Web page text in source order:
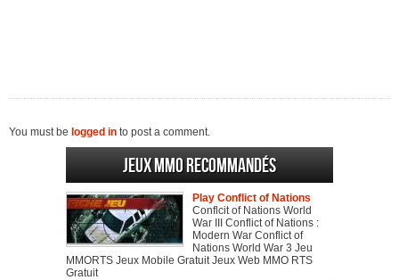
You must be logged in to post a comment.
Jeux MMO recommandés
Play Conflict of Nations
Conflcit of Nations World
War III Conflict of Nations :
Modern War Conflict of
Nations World War 3 Jeu
MMORTS Jeux Mobile Gratuit Jeux Web MMO RTS
Gratuit